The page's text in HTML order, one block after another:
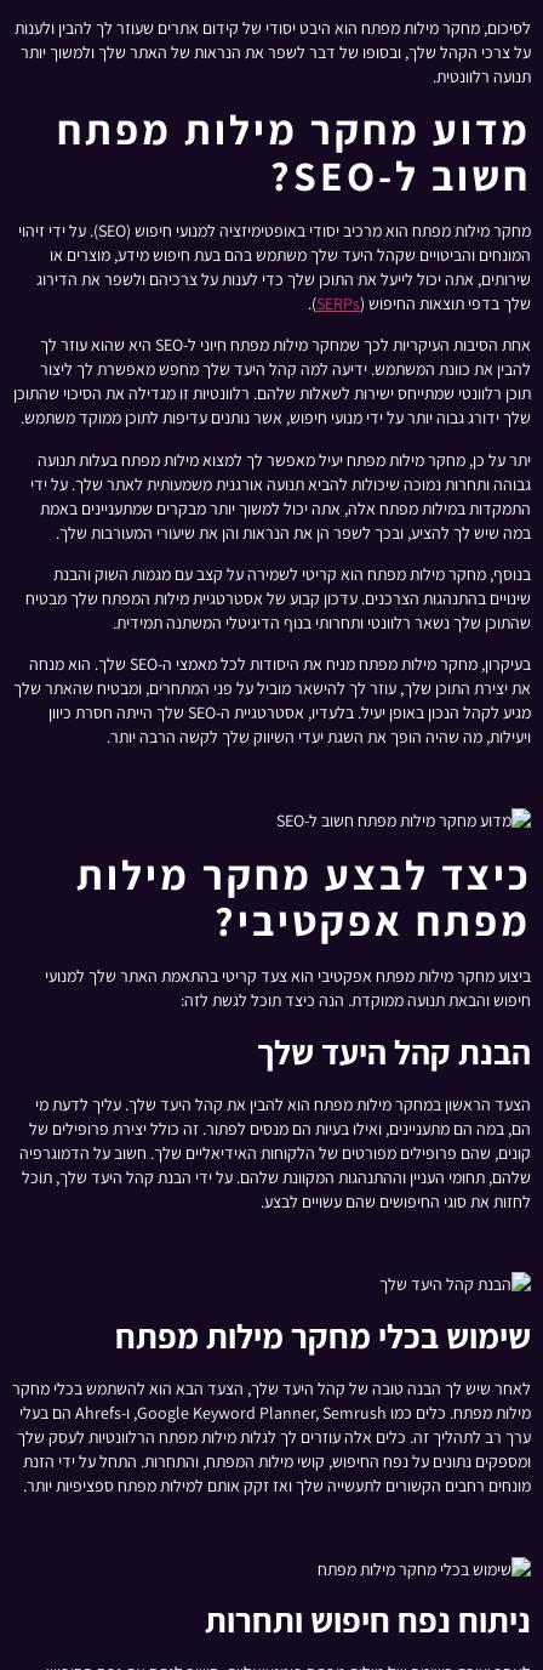
לסיכום, מחקר מילות מפתח הוא היבט יסודי של קידום אתרים שעוזר לך להבין ולענות
על צרכי הקהל שלך, ובסופו של דבר לשפר את הנראות של האתר שלך ולמשוך יותר
תנועה רלוונטית.
מדוע מחקר מילות מפתח
חשוב ל-SEO?
מחקר מילות מפתח הוא מרכיב יסודי באופטימיזציה למנועי חיפוש (SEO). על ידי זיהוי
המונחים והביטויים שקהל היעד שלך משתמש בהם בעת חיפוש מידע, מוצרים או
שירותים, אתה יכול לייעל את התוכן שלך כדי לענות על צרכיהם ולשפר את הדירוג
שלך בדפי תוצאות החיפוש (SERPs
).
אחת הסיבות העיקריות לכך שמחקר מילות מפתח חיוני ל-SEO היא שהוא עוזר לך
להבין את כוונת המשתמש. ידיעה למה קהל היעד שלך מחפש מאפשרת לך ליצור
תוכן רלוונטי שמתייחס ישירות לשאלות שלהם. רלוונטיות זו מגדילה את הסיכוי שהתוכן
שלך ידורג גבוה יותר על ידי מנועי חיפוש, אשר נותנים עדיפות לתוכן ממוקד משתמש.
יתר על כן, מחקר מילות מפתח יעיל מאפשר לך למצוא מילות מפתח בעלות תנועה
גבוהה ותחרות נמוכה שיכולות להביא תנועה אורגנית משמעותית לאתר שלך. על ידי
התמקדות במילות מפתח אלה, אתה יכול למשוך יותר מבקרים שמתעניינים באמת
במה שיש לך להציע, ובכך לשפר הן את הנראות והן את שיעורי המעורבות שלך.
בנוסף, מחקר מילות מפתח הוא קריטי לשמירה על קצב עם מגמות השוק והבנת
שינויים בהתנהגות הצרכנים. עדכון קבוע של אסטרטגיית מילות המפתח שלך מבטיח
שהתוכן שלך נשאר רלוונטי ותחרותי בנוף הדיגיטלי המשתנה תמידית.
בעיקרון, מחקר מילות מפתח מניח את היסודות לכל מאמצי ה-SEO שלך. הוא מנחה
את יצירת התוכן שלך, עוזר לך להישאר מוביל על פני המתחרים, ומבטיח שהאתר שלך
מגיע לקהל הנכון באופן יעיל. בלעדיו, אסטרטגיית ה-SEO שלך הייתה חסרת כיוון
ויעילות, מה שהיה הופך את השגת יעדי השיווק שלך לקשה הרבה יותר.
כיצד לבצע מחקר מילות
מפתח אפקטיבי?
ביצוע מחקר מילות מפתח אפקטיבי הוא צעד קריטי בהתאמת האתר שלך למנועי
חיפוש והבאת תנועה ממוקדת. הנה כיצד תוכל לגשת לזה:
הבנת קהל היעד שלך
הצעד הראשון במחקר מילות מפתח הוא להבין את קהל היעד שלך. עליך לדעת מי
הם, במה הם מתעניינים, ואילו בעיות הם מנסים לפתור. זה כולל יצירת פרופילים של
קונים, שהם פרופילים מפורטים של הלקוחות האידיאליים שלך. חשוב על הדמוגרפיה
שלהם, תחומי העניין וההתנהגות המקוונת שלהם. על ידי הבנת קהל היעד שלך, תוכל
לחזות את סוגי החיפושים שהם עשויים לבצע.
שימוש בכלי מחקר מילות מפתח
לאחר שיש לך הבנה טובה של קהל היעד שלך, הצעד הבא הוא להשתמש בכלי מחקר
מילות מפתח. כלים כמו Google Keyword Planner, Semrush, ו-Ahrefs הם בעלי
ערך רב לתהליך זה. כלים אלה עוזרים לך לגלות מילות מפתח הרלוונטיות לעסק שלך
ומספקים נתונים על נפח החיפוש, קושי מילות המפתח, והתחרות. התחל על ידי הזנת
מונחים רחבים הקשורים לתעשייה שלך ואז זקק אותם למילות מפתח ספציפיות יותר.
ניתוח נפח חיפוש ותחרות